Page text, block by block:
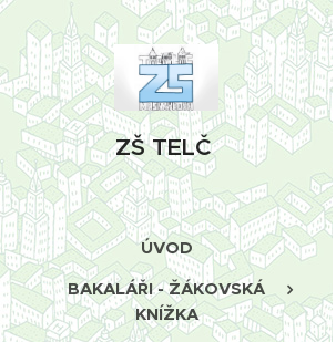
ZŠ TELČ
ÚVOD
BAKALÁŘI - ŽÁKOVSKÁ
KNÍŽKA